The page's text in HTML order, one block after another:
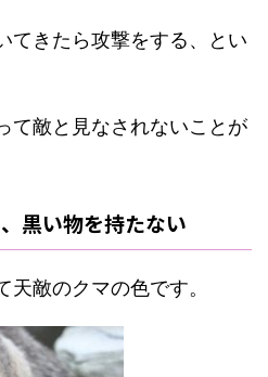
てきたら攻撃をする、とい
て敵と見なされないことが
黒い物を持たない
敵のクマの色です。